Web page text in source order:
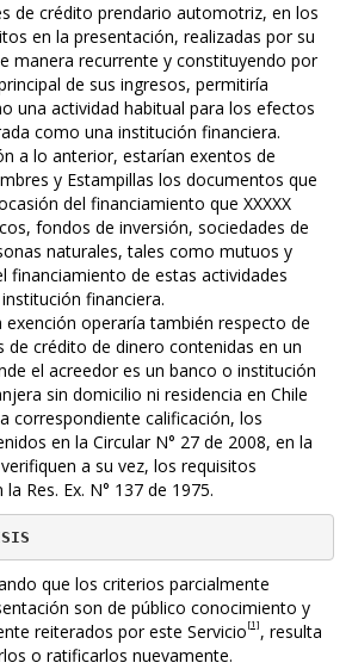
de crédito prendario automotriz, en los
en la presentación, realizadas por su
manera recurrente y constituyendo por
de sus ingresos, permitiría
una actividad habitual para los efectos
como una institución financiera.
a lo anterior, estarían exentos de
y Estampillas los documentos que
del financiamiento que XXXXX
fondos de inversión, sociedades de
naturales, tales como mutuos y
financiamiento de estas actividades
financiera.
exención operaría también respecto de
de crédito de dinero contenidas en un
el acreedor es un banco o institución
sin domicilio ni residencia en Chile
correspondiente calificación, los
en la Circular N° 27 de 2008, en la
a su vez, los requisitos
Res. Ex. N° 137 de 1975.
que los criterios parcialmente
son de público conocimiento y
reiterados por este Servicio [1] , resulta
o ratificarlos nuevamente.